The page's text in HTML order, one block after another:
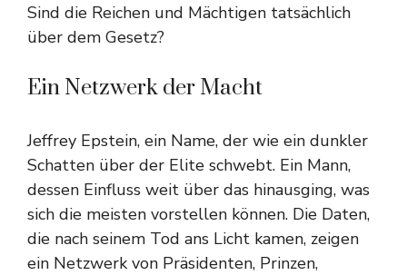
Sind die Reichen und Mächtigen tatsächlich
über dem Gesetz?
Ein Netzwerk der Macht
Jeffrey Epstein, ein Name, der wie ein dunkler
Schatten über der Elite schwebt. Ein Mann,
dessen Einfluss weit über das hinausging, was
sich die meisten vorstellen können. Die Daten,
die nach seinem Tod ans Licht kamen, zeigen
ein Netzwerk von Präsidenten, Prinzen,